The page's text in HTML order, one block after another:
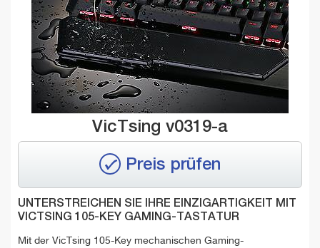
VicTsing v0319-a
Preis prüfen
UNTERSTREICHEN SIE IHRE EINZIGARTIGKEIT MIT
VICTSING 105-KEY GAMING-TASTATUR
Mit der VicTsing 105-Key mechanischen Gaming-